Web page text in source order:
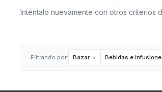
Inténtalo nuevamente con otros criterios
Filtrando por: Bazar Bebidas e